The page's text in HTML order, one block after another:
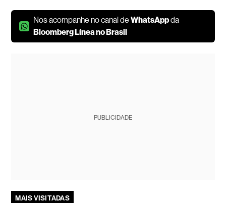
Nos acompanhe no canal deWhatsAppda
Bloomberg Línea no Brasil
PUBLICIDADE
MAIS VISITADAS